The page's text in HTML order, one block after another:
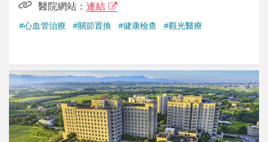
醫院網站： 連結
#心血管治療 #關節置換 #健康檢查 #觀光醫療